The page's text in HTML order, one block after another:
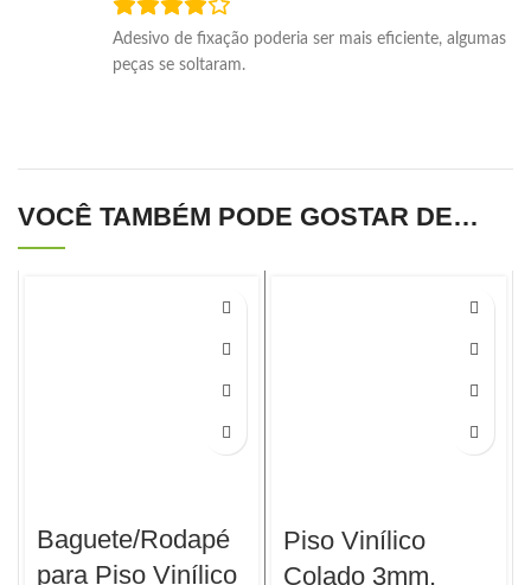
Adesivo de fixação poderia ser mais eficiente, algumas
peças se soltaram.
VOCÊ TAMBÉM PODE GOSTAR DE…
Baguete/Rodapé
para Piso Vinílico
Piso Vinílico
Colado 3mm,